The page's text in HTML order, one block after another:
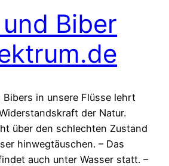
Biber
Bibers in unsere Flüsse lehrt
der Natur.
über den schlechten Zustand
hinwegtäuschen. – Das
auch unter Wasser statt. –